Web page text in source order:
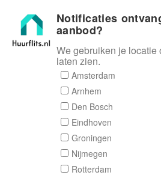
Verstuur je
Notificaties
aanbod?
We gebruiken je locatie
laten zien.
Amsterdam
Arnhem
Den Bosch
Eindhoven
Groningen
Nijmegen
Rotterdam